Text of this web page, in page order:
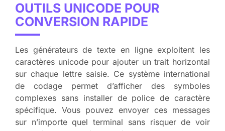
OUTILS UNICODE POUR
CONVERSION RAPIDE
Les générateurs de texte en ligne exploitent les
caractères unicode pour ajouter un trait horizontal
sur chaque lettre saisie. Ce système international
de codage permet d’afficher des symboles
complexes sans installer de police de caractère
spécifique. Vous pouvez envoyer ces messages
sur n’importe quel terminal sans risquer de voir